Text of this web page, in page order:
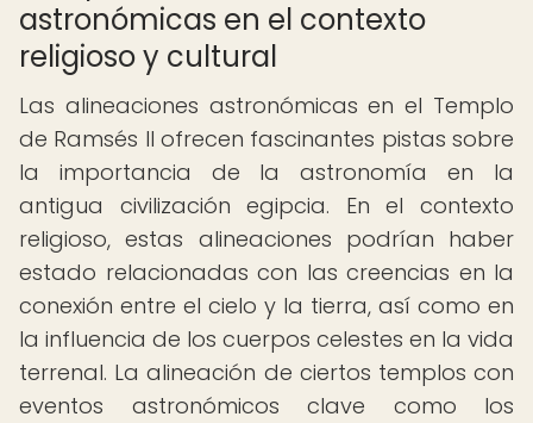
astronómicas en el contexto
religioso y cultural
Las alineaciones astronómicas en el Templo
de Ramsés II ofrecen fascinantes pistas sobre
la importancia de la astronomía en la
antigua civilización egipcia. En el contexto
religioso, estas alineaciones podrían haber
estado relacionadas con las creencias en la
conexión entre el cielo y la tierra, así como en
la influencia de los cuerpos celestes en la vida
terrenal. La alineación de ciertos templos con
eventos astronómicos clave como los